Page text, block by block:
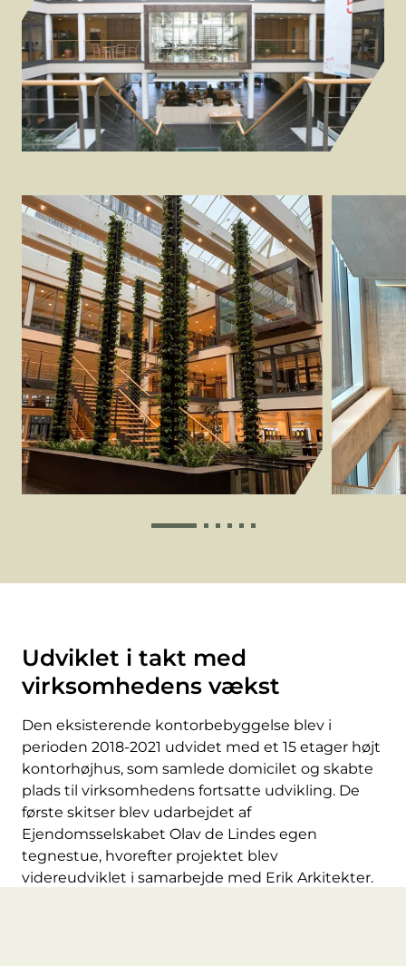
Udviklet i takt med
virksomhedens vækst
Den eksisterende kontorbebyggelse blev i
perioden 2018-2021 udvidet med et 15 etager højt
kontorhøjhus, som samlede domicilet og skabte
plads til virksomhedens fortsatte udvikling. De
første skitser blev udarbejdet af
Ejendomsselskabet Olav de Lindes egen
tegnestue, hvorefter projektet blev
videreudviklet i samarbejde med Erik Arkitekter.